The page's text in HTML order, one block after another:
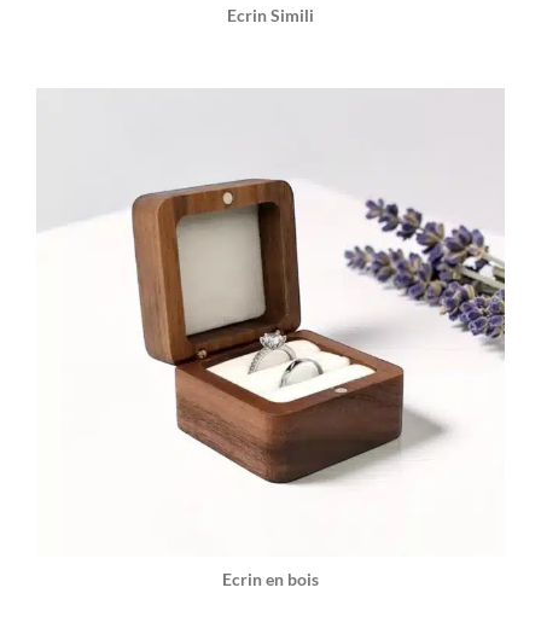
Ecrin Simili
Ecrin en bois